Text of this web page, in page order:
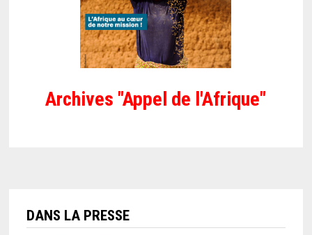
Archives "Appel de l'Afrique"
DANS LA PRESSE